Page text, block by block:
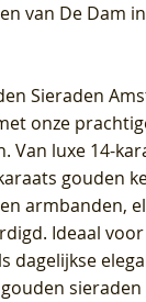
van De Dam
Sieraden
onze
Van luxe 14-
gouden
armbanden,
Ideaal
dagelijkse